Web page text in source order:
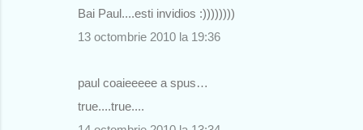
Bai Paul....esti invidios :))))))))
13 octombrie 2010 la 19:36
paul coaieeeee a spus…
true....true....